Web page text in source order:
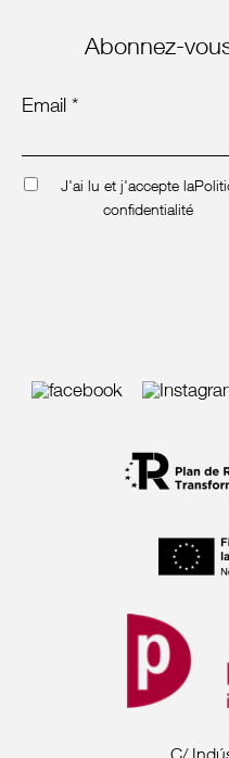
Abonnez-
Email *
J'ai lu et j'accepte la
confidentialité